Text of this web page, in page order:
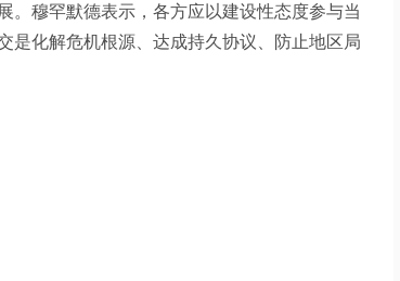
。穆罕默德表示，各方应以建设性态度参与当
是化解危机根源、达成持久协议、防止地区局